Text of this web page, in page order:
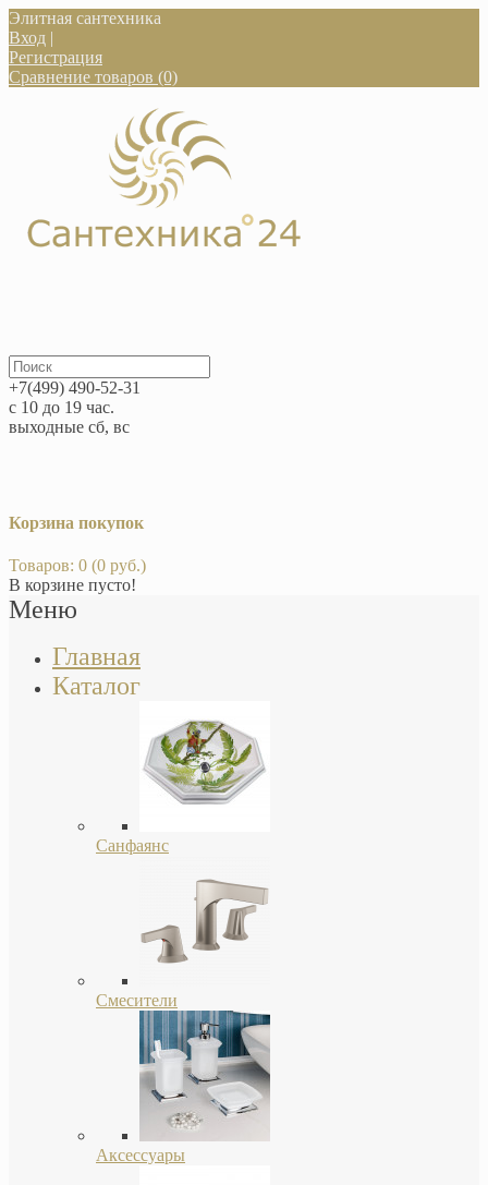
Элитная сантехника
Вход |
Регистрация
Сравнение товаров (0)
+7(499) 490-52-31
с 10 до 19 час.
выходные сб, вс
Корзина покупок
Товаров: 0 (0 руб.)
В корзине пусто!
Меню
Главная
Каталог
Санфаянс
Смесители
Аксессуары